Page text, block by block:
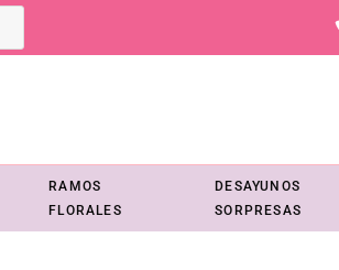
RAMOS
FLORALES
DESAYUNOS
SORPRESAS